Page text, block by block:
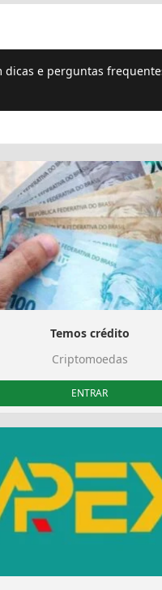
e perguntas
Temos crédito
Criptomoedas
ENTRAR